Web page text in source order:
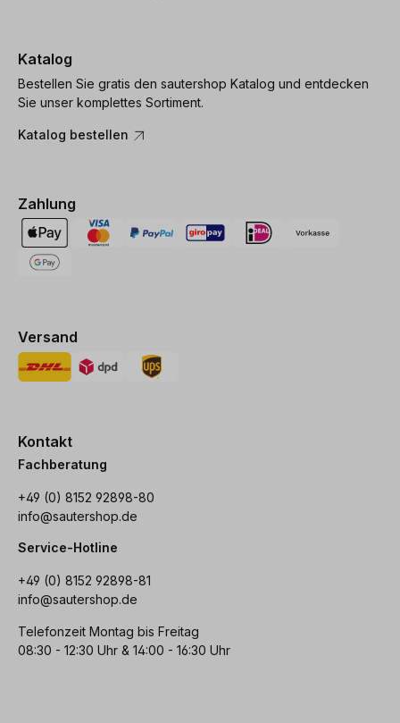
Katalog
Bestellen Sie gratis den sautershop Katalog und entdecken
Sie unser komplettes Sortiment.
Katalog bestellen
Zahlung
Versand
Kontakt
Fachberatung
+49 (0) 8152 92898-80
info@sautershop.de
Service-Hotline
+49 (0) 8152 92898-81
info@sautershop.de
Telefonzeit Montag bis Freitag
08:30 - 12:30 Uhr & 14:00 - 16:30 Uhr